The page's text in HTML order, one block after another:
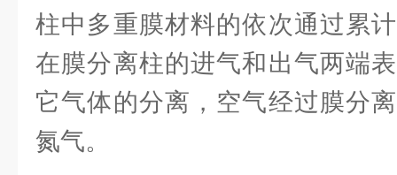
柱中多重膜材料的依次通过累
在膜分离柱的进气和出气两端
它气体的分离，空气经过膜分
氮气。